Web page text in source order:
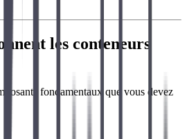
les conteneurs
fondamentaux que vous devez